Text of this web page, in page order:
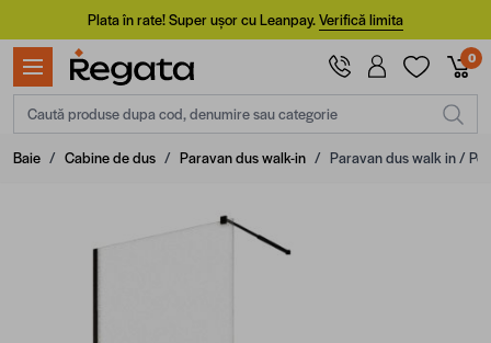
Mergi la ConținutPlata în rate! Super ușor cu Leanpay.Verifică limita
0
Caută produse dupa cod, denumire sau categorie
Baie / Cabine de dus / Paravan dus walk-in / Paravan dus walk in /